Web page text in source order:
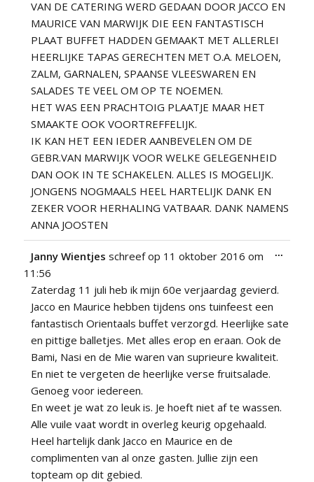
VAN DE CATERING WERD GEDAAN DOOR JACCO EN
MAURICE VAN MARWIJK DIE EEN FANTASTISCH
PLAAT BUFFET HADDEN GEMAAKT MET ALLERLEI
HEERLIJKE TAPAS GERECHTEN MET O.A. MELOEN,
ZALM, GARNALEN, SPAANSE VLEESWAREN EN
SALADES TE VEEL OM OP TE NOEMEN.
HET WAS EEN PRACHTOIG PLAATJE MAAR HET
SMAAKTE OOK VOORTREFFELIJK.
IK KAN HET EEN IEDER AANBEVELEN OM DE
GEBR.VAN MARWIJK VOOR WELKE GELEGENHEID
DAN OOK IN TE SCHAKELEN. ALLES IS MOGELIJK.
JONGENS NOGMAALS HEEL HARTELIJK DANK EN
ZEKER VOOR HERHALING VATBAAR. DANK NAMENS
ANNA JOOSTEN
Janny Wientjes schreef op 11 oktober 2016 om
11:56
Zaterdag 11 juli heb ik mijn 60e verjaardag gevierd.
Jacco en Maurice hebben tijdens ons tuinfeest een
fantastisch Orientaals buffet verzorgd. Heerlijke sate
en pittige balletjes. Met alles erop en eraan. Ook de
Bami, Nasi en de Mie waren van suprieure kwaliteit.
En niet te vergeten de heerlijke verse fruitsalade.
Genoeg voor iedereen.
En weet je wat zo leuk is. Je hoeft niet af te wassen.
Alle vuile vaat wordt in overleg keurig opgehaald.
Heel hartelijk dank Jacco en Maurice en de
complimenten van al onze gasten. Jullie zijn een
topteam op dit gebied.
...